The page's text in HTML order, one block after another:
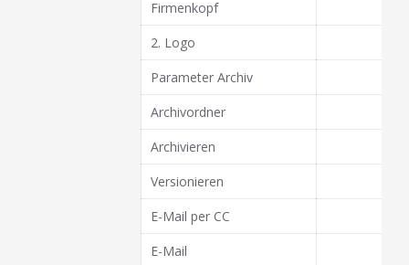
Firmenkopf
2. Logo
Parameter Archiv
Archivordner
Archivieren
Versionieren
E-Mail per CC
E-Mail